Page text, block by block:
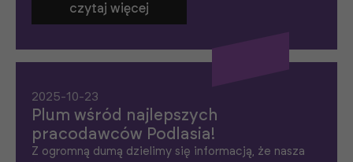
czytaj więcej
2025-10-23
Plum wśród najlepszych
pracodawców Podlasia!
Z ogromną dumą dzielimy się informacją, że nasza